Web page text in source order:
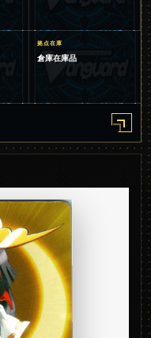
拠点在庫
倉庫在庫品